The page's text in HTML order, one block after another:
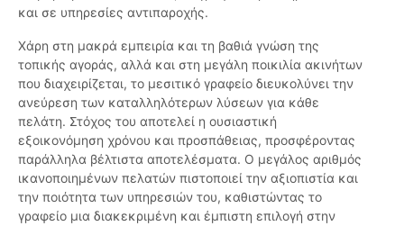
και σε υπηρεσίες αντιπαροχής.
Χάρη στη μακρά εμπειρία και τη βαθιά γνώση της
τοπικής αγοράς, αλλά και στη μεγάλη ποικιλία ακινήτων
που διαχειρίζεται, το μεσιτικό γραφείο διευκολύνει την
ανεύρεση των καταλληλότερων λύσεων για κάθε
πελάτη. Στόχος του αποτελεί η ουσιαστική
εξοικονόμηση χρόνου και προσπάθειας, προσφέροντας
παράλληλα βέλτιστα αποτελέσματα. Ο μεγάλος αριθμός
ικανοποιημένων πελατών πιστοποιεί την αξιοπιστία και
την ποιότητα των υπηρεσιών του, καθιστώντας το
γραφείο μια διακεκριμένη και έμπιστη επιλογή στην